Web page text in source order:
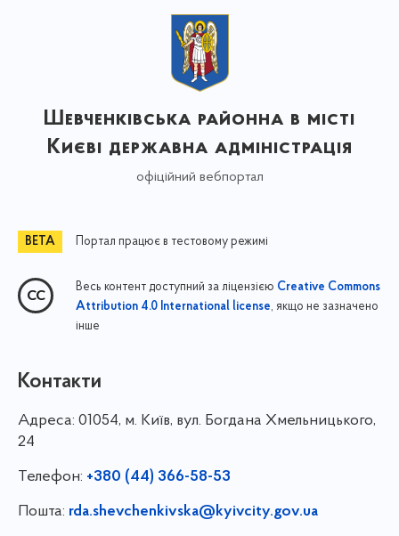
Шевченківська районна в місті
Києві державна адміністрація
офіційний вебпортал
Портал працює в тестовому режимі
Весь контент доступний за ліцензією Creative Commons
Attribution 4.0 International license, якщо не зазначено
інше
Контакти
Адреса: 01054, м. Київ, вул. Богдана Хмельницького,
24
Телефон: +380 (44) 366-58-53
Пошта: rda.shevchenkivska@kyivcity.gov.ua